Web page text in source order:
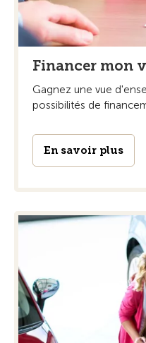
Financer mon
Gagnez une vue
possibilités de
En savoir plus